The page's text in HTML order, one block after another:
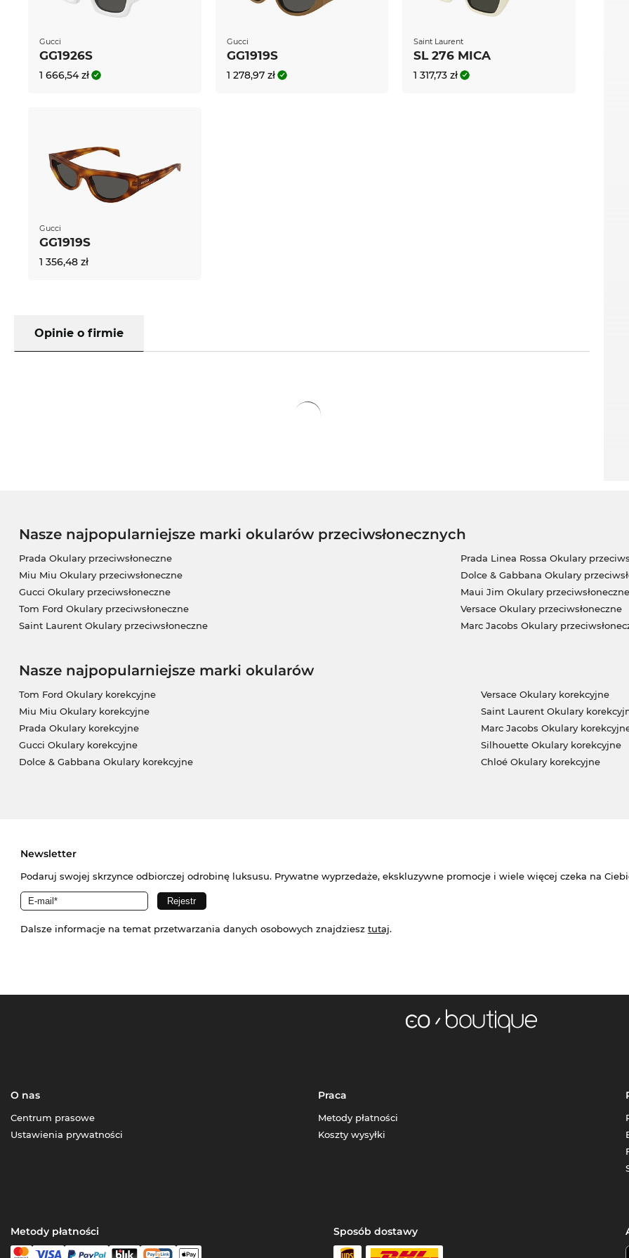
poszukiwaczy okazji cenowych, u nas możesz dokonać zakupu tego top modelu w niezwykle
standardem.
Gucci
GG1926S
1 666,54 zł
Gucci
GG1919S
1 278,97 zł
Saint Laurent
SL 276 MICA
1 317,73 zł
Gucci
GG1919S
1 356,48 zł
Opinie o firmie
Nasze najpopularniejsze marki okularów przeciwsłonecznych
Prada Okulary przeciwsłoneczne
Miu Miu Okulary przeciwsłoneczne
Gucci Okulary przeciwsłoneczne
Tom Ford Okulary przeciwsłoneczne
Saint Laurent Okulary przeciwsłoneczne
Prada Linea Rossa Okulary
Dolce & Gabbana Okulary
Maui Jim Okulary przeciwsłoneczne
Versace Okulary przeciwsłoneczne
Marc Jacobs Okulary
Nasze najpopularniejsze marki okularów
Tom Ford Okulary korekcyjne
Miu Miu Okulary korekcyjne
Prada Okulary korekcyjne
Gucci Okulary korekcyjne
Dolce & Gabbana Okulary korekcyjne
Versace Okulary korekcyjne
Saint Laurent Okulary
Marc Jacobs Okulary
Silhouette Okulary korekcyjne
Chloé Okulary korekcyjne
Newsletter
Podaruj swojej skrzynce odbiorczej odrobinę luksusu. Prywatne wyprzedaże, ekskluzywne promocje i wiele więcej czeka na
Dalsze informacje na temat przetwarzania danych osobowych znajdziesz tutaj.
O nas
Centrum prasowe
Ustawienia prywatności
Praca
Metody płatności
Koszty wysyłki
Metody płatności Sposób dostawy